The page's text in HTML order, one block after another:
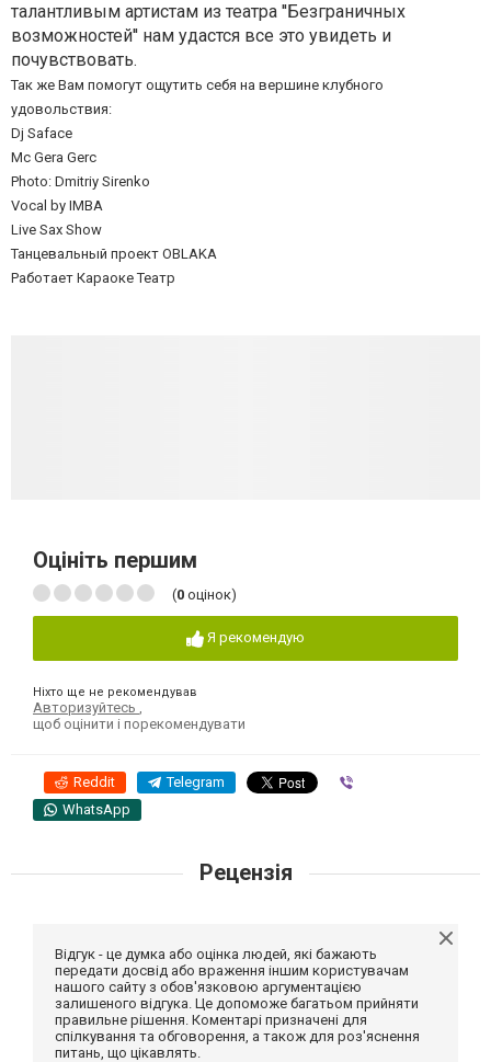
талантливым артистам из театра ''Безграничных
возможностей'' нам удастся все это увидеть и
почувствовать.
Так же Вам помогут ощутить себя на вершине клубного
удовольствия:
Dj Saface
Mc Gera Gerc
Photo: Dmitriy Sirenko
Vocal by IMBA
Live Sax Show
Танцевальный проект OBLAKA
Работает Караоке Театр
Оцініть першим
(0 оцінок)
Я рекомендую
Ніхто ще не рекомендував
Авторизуйтесь
щоб оцінити і порекомендувати
Reddit Telegram
WhatsApp
Рецензія
Відгук - це думка або оцінка людей, які бажають
передати досвід або враження іншим користувачам
нашого сайту з обов'язковою аргументацією
залишеного відгука. Це допоможе багатьом прийняти
правильне рішення. Коментарі призначені для
спілкування та обговорення, а також для роз'яснення
питань, що цікавлять.